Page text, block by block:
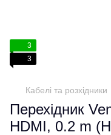
3
3
Кабелі та розхідники
Перехідник
HDMI, 0.2 m